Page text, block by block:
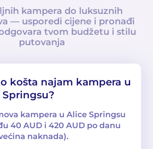
kampera do luksuznih
— usporedi cijene i pronađi
tvom budžetu i stilu
putovanja
košta najam kampera u
kampera u Alice Springsu
40 AUD i 420 AUD po danu
naknada).